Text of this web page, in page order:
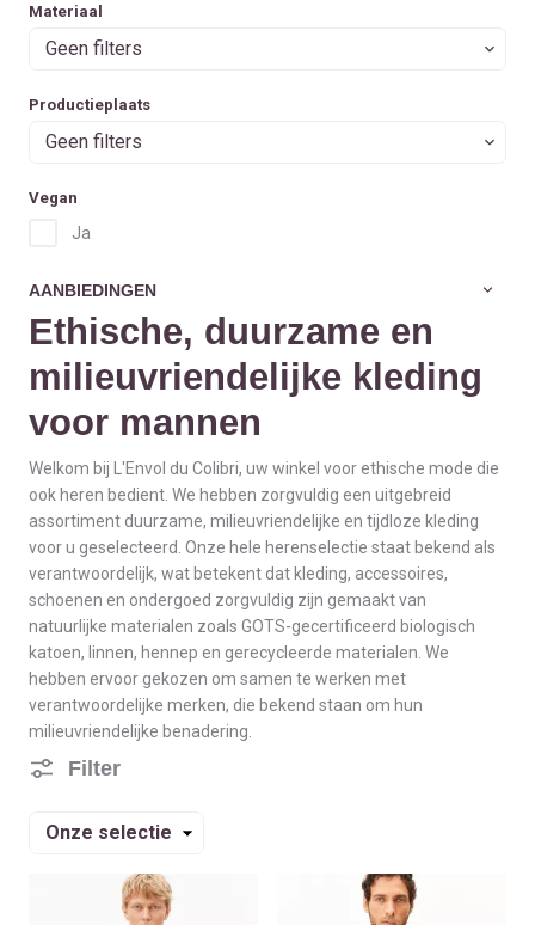
Materiaal
Geen filters
Productieplaats
Geen filters
Vegan
Ja
AANBIEDINGEN
Ethische, duurzame en
milieuvriendelijke kleding
voor mannen
Welkom bij L'Envol du Colibri, uw winkel voor ethische mode die
ook heren bedient. We hebben zorgvuldig een uitgebreid
assortiment duurzame, milieuvriendelijke en tijdloze kleding
voor u geselecteerd. Onze hele herenselectie staat bekend als
verantwoordelijk, wat betekent dat kleding, accessoires,
schoenen en ondergoed zorgvuldig zijn gemaakt van
natuurlijke materialen zoals GOTS-gecertificeerd biologisch
katoen, linnen, hennep en gerecycleerde materialen. We
hebben ervoor gekozen om samen te werken met
verantwoordelijke merken, die bekend staan om hun
milieuvriendelijke benadering.
Filter
Sorteren